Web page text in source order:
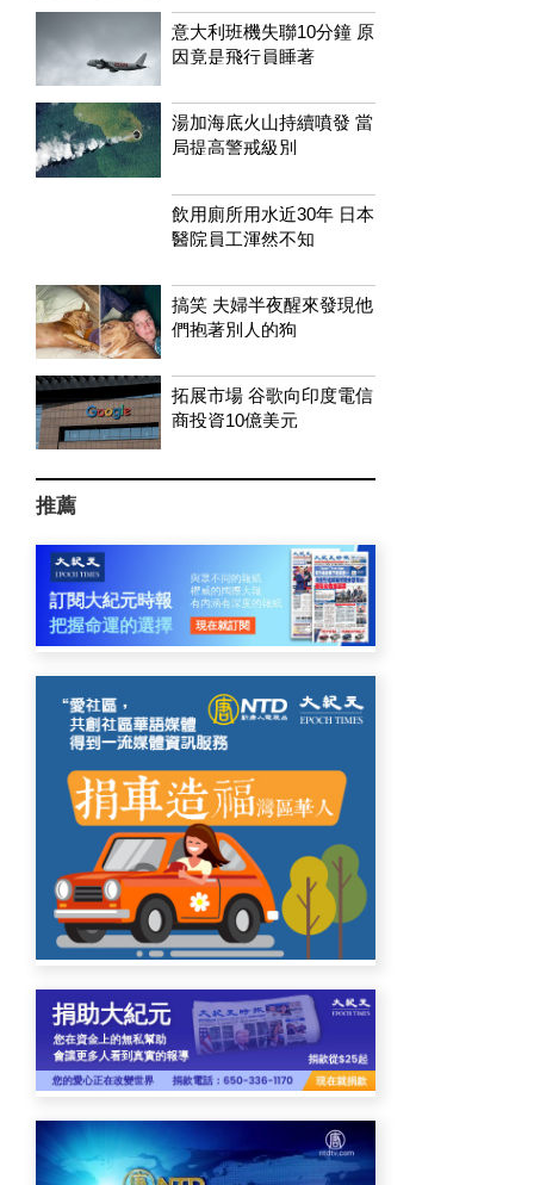
意大利班機失聯10分鐘 原
因竟是飛行員睡著
湯加海底火山持續噴發 當
局提高警戒級別
飲用廁所用水近30年 日本
醫院員工渾然不知
搞笑 夫婦半夜醒來發現他
們抱著別人的狗
拓展市場 谷歌向印度電信
商投資10億美元
推薦